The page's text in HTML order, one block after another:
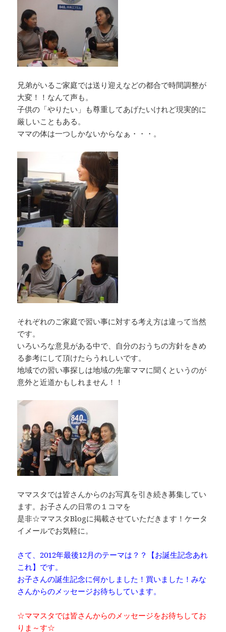
兄弟がいるご家庭では送り迎えなどの都合で時間調整が
大変！！なんて声も。
子供の「やりたい」も尊重してあげたいけれど現実的に
厳しいこともある。
ママの体は一つしかないからなぁ・・・。
それぞれのご家庭で習い事に対する考え方は違って当然
です。
いろいろな意見がある中で、自分のおうちの方針をきめ
る参考にして頂けたらうれしいです。
地域での習い事探しは地域の先輩ママに聞くというのが
意外と近道かもしれません！！
ママスタでは皆さんからのお写真を引き続き募集してい
ます。お子さんの日常の１コマを
是非☆ママスタBlogに掲載させていただきます！ケータ
イメールでお気軽に。
さて、2012年最後12月のテーマは？？【お誕生記念あれ
これ】です。
お子さんの誕生記念に何かしました！買いました！みな
さんからのメッセージお待ちしています。
☆ママスタでは皆さんからのメッセージをお待ちしてお
りま～す☆